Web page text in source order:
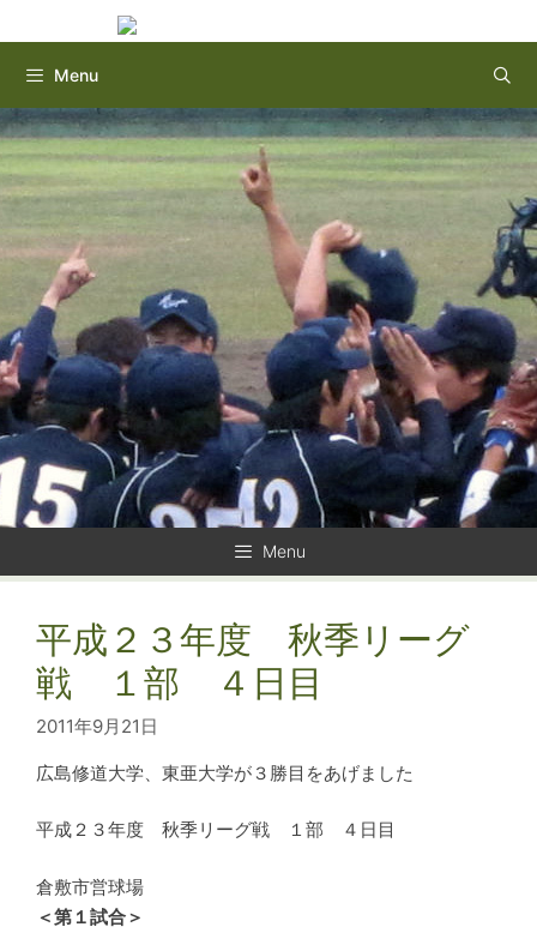
ン
ン
ツ
へ
ス
キ
ッ
Menu
Menu
平成２３年度 秋季リーグ
戦 １部 ４日目
2011年9月21日
広島修道大学、東亜大学が３勝目をあげました
平成２３年度 秋季リーグ戦 １部 ４日目
倉敷市営球場
＜第１試合＞